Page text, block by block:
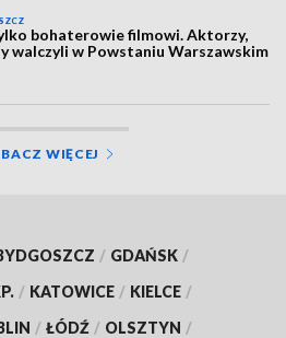
bohaterowie filmowi. Aktorzy,
walczyli w Powstaniu Warszawskim
WIĘCEJ
/ GDAŃSK /
/ KATOWICE / KIELCE /
/ ŁÓDŹ / OLSZTYN /